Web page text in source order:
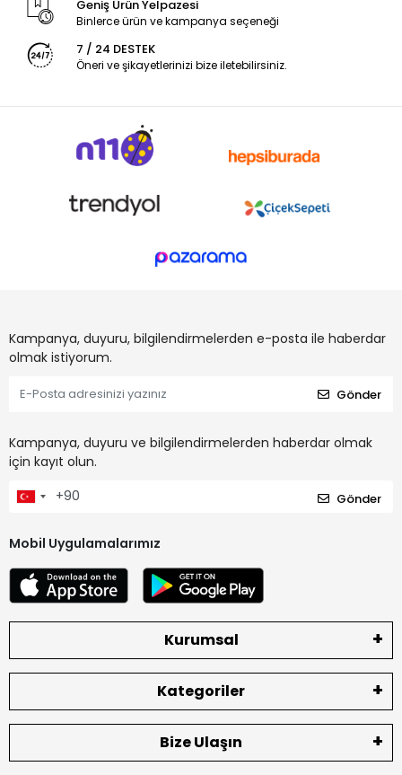
Geniş Ürün Yelpazesi
Binlerce ürün ve kampanya seçeneği
7 / 24 DESTEK
Öneri ve şikayetlerinizi bize iletebilirsiniz.
Kampanya, duyuru, bilgilendirmelerden e-posta ile haberdar
olmak istiyorum.
Gönder
Kampanya, duyuru ve bilgilendirmelerden haberdar olmak
için kayıt olun.
Gönder
Mobil Uygulamalarımız
Kurumsal
Kategoriler
Bize Ulaşın